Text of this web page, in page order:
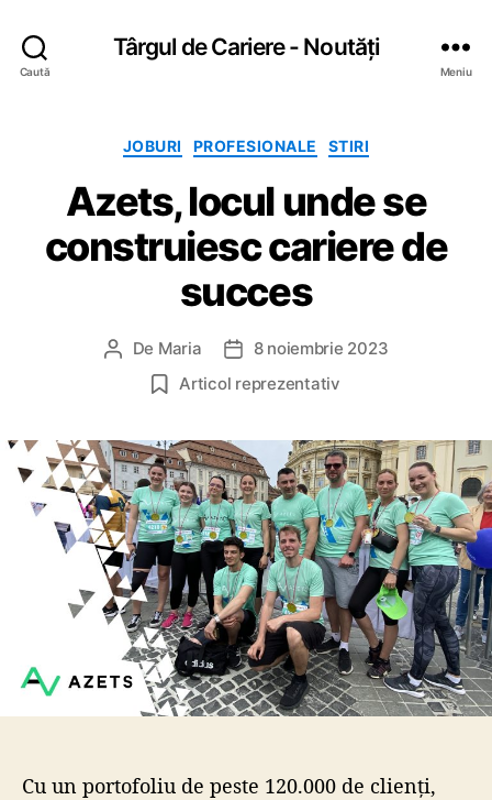
Caută
Târgul de Cariere - Noutăți
Meniu
C
t
e
g
o
r
i
JOBURI PROFESIONALE STIRI
Azets, locul unde se
construiesc cariere de
succes
A
r
a
r
t
i
c
o
l
De Maria
D
a
r
t
i
c
o
l
8 noiembrie 2023
Articol reprezentativ
Cu un portofoliu de peste 120.000 de clienți,